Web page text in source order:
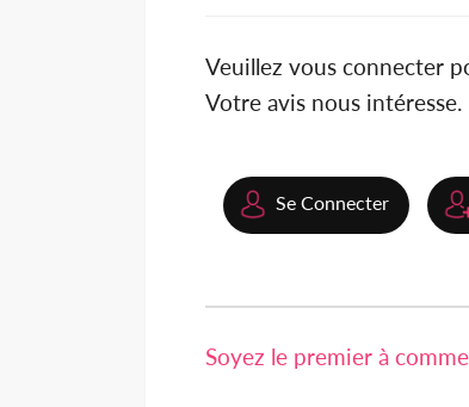
Veuillez vous connecter
Votre avis nous intéresse.
Se Connecter
Soyez le premier à